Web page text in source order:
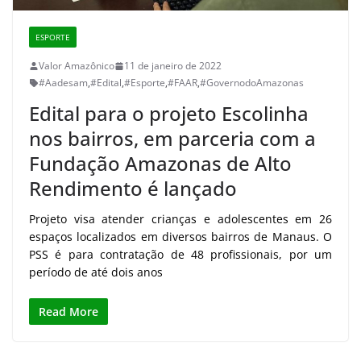
ESPORTE
Valor Amazônico
11 de janeiro de 2022
#Aadesam,#Edital,#Esporte,#FAAR,#GovernodoAmazonas
Edital para o projeto Escolinha
nos bairros, em parceria com a
Fundação Amazonas de Alto
Rendimento é lançado
Projeto visa atender crianças e adolescentes em 26
espaços localizados em diversos bairros de Manaus. O
PSS é para contratação de 48 profissionais, por um
período de até dois anos
Read More